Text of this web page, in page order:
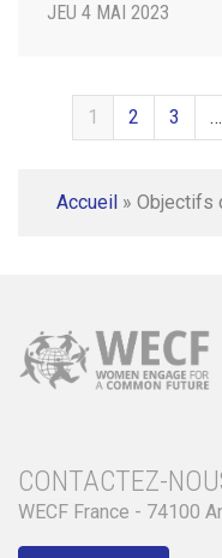
JEU 4 MAI 2023
1 2 3 …
Accueil » Objectifs
CONTACTEZ-
WECF France - 74100